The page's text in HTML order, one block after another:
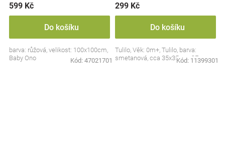
599 Kč
Do košíku
barva: růžová, velikost: 100x100cm,
Baby Ono
Kód: 47021701
299 Kč
Do košíku
Tulilo, Věk: 0m+, Tulilo, barva:
smetanová, cca 35x35cm, CE
Kód: 11399301